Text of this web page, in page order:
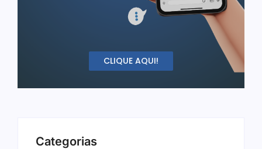
CLIQUE AQUI!
Categorias